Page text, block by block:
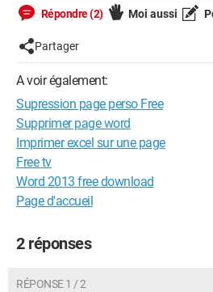
Qu'est-ce que je pourrais faire? Un
pourrais écrire à Free et demander
fassent la démarche! Mais quelle
courriel?
Merci de me dépanner.
Théo
Répondre (2) Moi aussi
Partager
A voir également:
Supression page perso Free
Supprimer page word
Imprimer excel sur une page
Free tv
Word 2013 free download
Page d'accueil
2 réponses
RÉPONSE 1 / 2